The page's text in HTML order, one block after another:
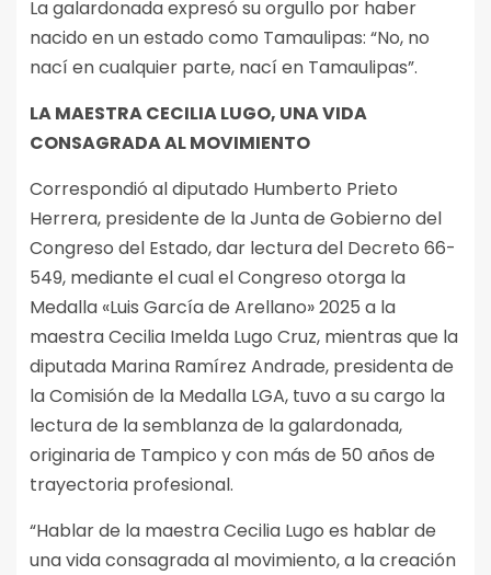
La galardonada expresó su orgullo por haber
nacido en un estado como Tamaulipas: “No, no
nací en cualquier parte, nací en Tamaulipas”.
LA MAESTRA CECILIA LUGO, UNA VIDA
CONSAGRADA AL MOVIMIENTO
Correspondió al diputado Humberto Prieto
Herrera, presidente de la Junta de Gobierno del
Congreso del Estado, dar lectura del Decreto 66-
549, mediante el cual el Congreso otorga la
Medalla «Luis García de Arellano» 2025 a la
maestra Cecilia Imelda Lugo Cruz, mientras que la
diputada Marina Ramírez Andrade, presidenta de
la Comisión de la Medalla LGA, tuvo a su cargo la
lectura de la semblanza de la galardonada,
originaria de Tampico y con más de 50 años de
trayectoria profesional.
“Hablar de la maestra Cecilia Lugo es hablar de
una vida consagrada al movimiento, a la creación